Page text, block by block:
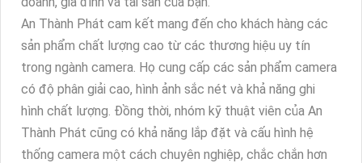
An Thành Phát cam kết mang đến cho khách hàng các
sản phẩm chất lượng cao từ các thương hiệu uy tín
trong ngành camera. Họ cung cấp các sản phẩm camera
có độ phân giải cao, hình ảnh sắc nét và khả năng ghi
hình chất lượng. Đồng thời, nhóm kỹ thuật viên của An
Thành Phát cũng có khả năng lắp đặt và cấu hình hệ
thống camera một cách chuyên nghiệp, chắc chắn hơn